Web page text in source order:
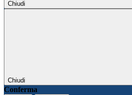
Chiudi
Chiudi
Conferma